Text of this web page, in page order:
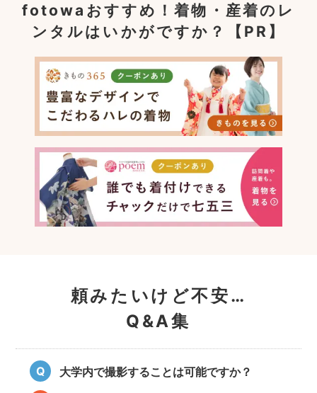
fotowaおすすめ！着物・産着のレ
ンタルはいかがですか？【PR】
頼みたいけど不安…
Q&A集
大学内で撮影することは可能ですか？